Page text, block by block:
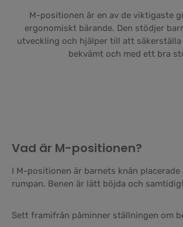
M-positionen är en av de viktigaste
ergonomiskt bärande. Den stödjer
utveckling och hjälper till att
bekvämt och med ett bra
Vad är M-positionen?
I M-positionen är barnets knän placerade
rumpan. Benen är lätt böjda och
Sett framifrån påminner ställningen om